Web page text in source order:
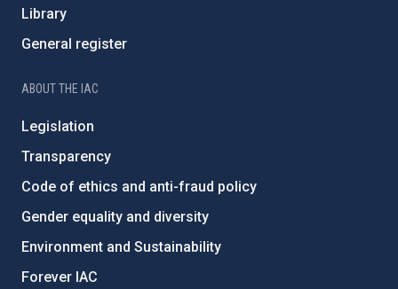
Library
General register
ABOUT THE IAC
Legislation
Transparency
Code of ethics and anti-fraud policy
Gender equality and diversity
Environment and Sustainability
Forever IAC